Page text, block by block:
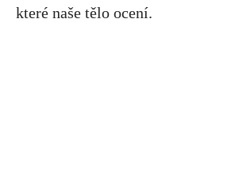
které naše tělo ocení.